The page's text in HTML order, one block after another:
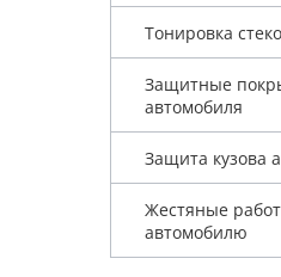
Тонировка
Защитные
автомобиля
Защита кузова
Жестяные
автомобилю